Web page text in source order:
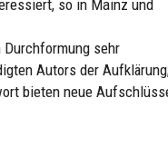
so in Mainz und
sehr
Autors der
bieten neue